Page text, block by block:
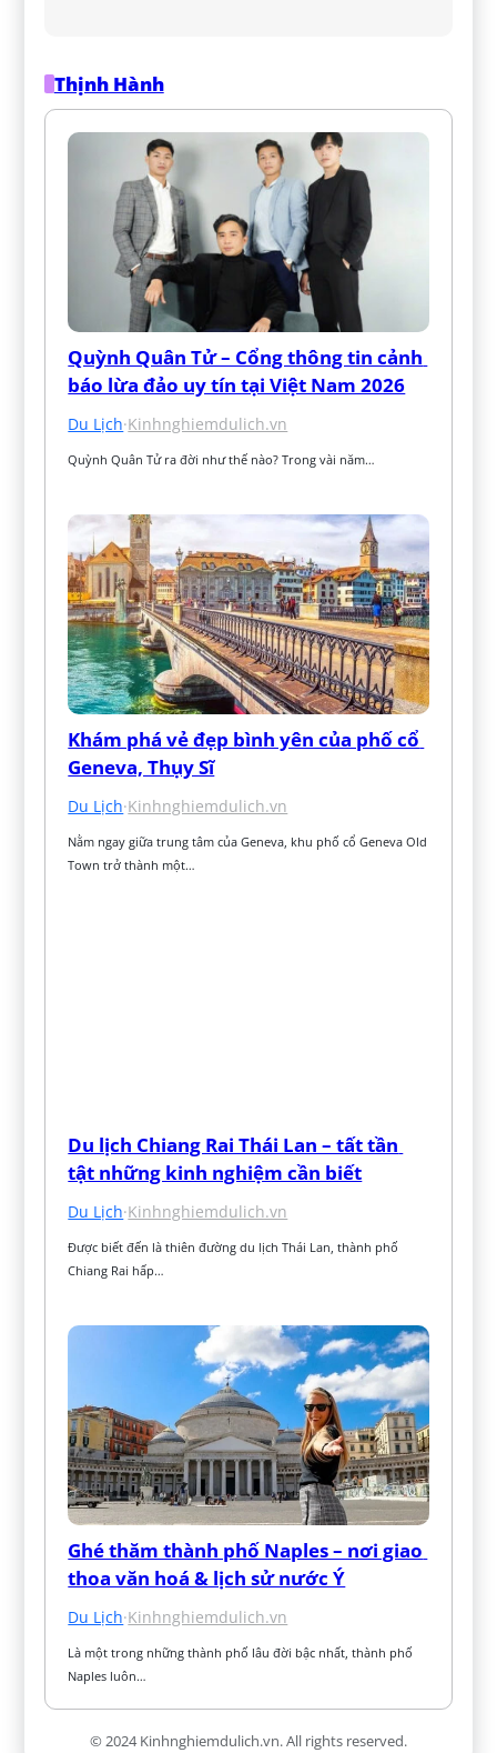
Thịnh Hành
Quỳnh Quân Tử – Cổng thông tin cảnh
báo lừa đảo uy tín tại Việt Nam 2026
Du Lịch·Kinhnghiemdulich.vn
Quỳnh Quân Tử ra đời như thế nào? Trong vài năm…
Khám phá vẻ đẹp bình yên của phố cổ
Geneva, Thụy Sĩ
Du Lịch·Kinhnghiemdulich.vn
Nằm ngay giữa trung tâm của Geneva, khu phố cổ Geneva Old
Town trở thành một…
Du lịch Chiang Rai Thái Lan – tất tần
tật những kinh nghiệm cần biết
Du Lịch·Kinhnghiemdulich.vn
Được biết đến là thiên đường du lịch Thái Lan, thành phố
Chiang Rai hấp…
Ghé thăm thành phố Naples – nơi giao
thoa văn hoá & lịch sử nước Ý
Du Lịch·Kinhnghiemdulich.vn
Là một trong những thành phố lâu đời bậc nhất, thành phố
Naples luôn…
© 2024 Kinhnghiemdulich.vn. All rights reserved.